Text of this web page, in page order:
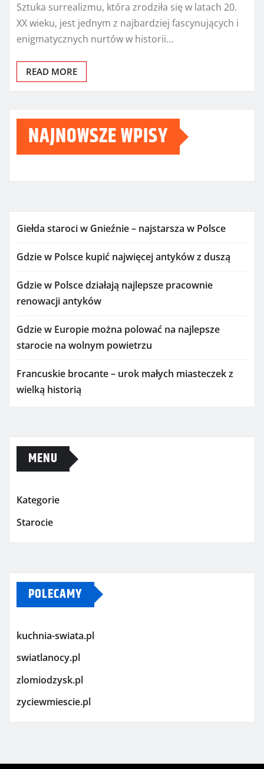
Sztuka surrealizmu, która zrodziła się w latach 20.
XX wieku, jest jednym z najbardziej fascynujących i
enigmatycznych nurtów w historii…
READ MORE
NAJNOWSZE WPISY
Giełda staroci w Gnieźnie – najstarsza w Polsce
Gdzie w Polsce kupić najwięcej antyków z duszą
Gdzie w Polsce działają najlepsze pracownie
renowacji antyków
Gdzie w Europie można polować na najlepsze
starocie na wolnym powietrzu
Francuskie brocante – urok małych miasteczek z
wielką historią
MENU
Kategorie
Starocie
POLECAMY
kuchnia-swiata.pl
swiatlanocy.pl
zlomiodzysk.pl
zyciewmiescie.pl